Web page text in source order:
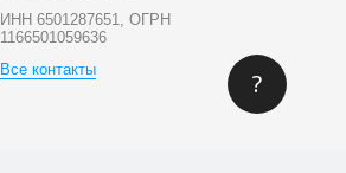
ИНН 6501287651, ОГРН
1166501059636
Все контакты
?